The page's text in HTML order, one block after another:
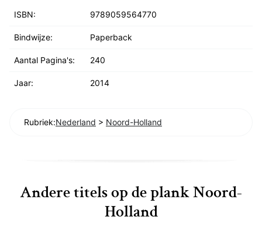
ISBN: 9789059564770
Bindwijze: Paperback
Aantal Pagina's: 240
Jaar: 2014
Rubriek:Nederland > Noord-Holland
Andere titels op de plank Noord-
Holland